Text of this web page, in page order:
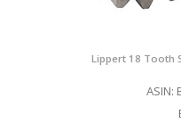
Lippert 18 Tooth
ASIN: